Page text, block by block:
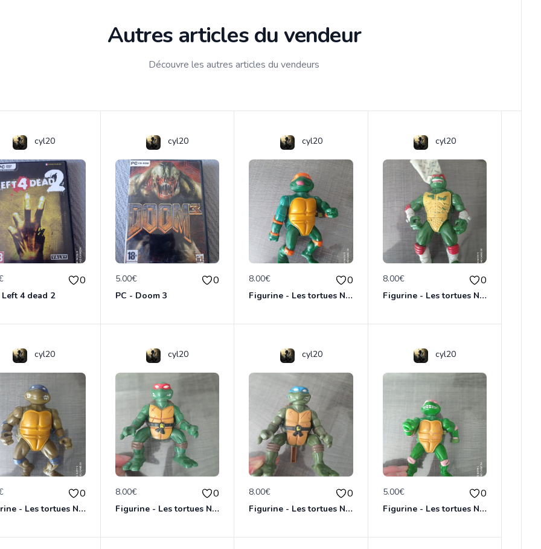
Autres articles du vendeur
Découvre les autres articles du vendeurs
cyl20
0
Left 4 dead 2
cyl20
5.00€ 0
PC - Doom 3
cyl20
8.00€ 0
Figurine - Les tortues Ninja - Michaelangelo
cyl20
8.00€ 0
Figurine - Les tortues Ninja - Raphael
cyl20
0
Figurine - Les tortues Ninja - Donatello
cyl20
8.00€ 0
Figurine - Les tortues Ninja - Raphael
cyl20
8.00€ 0
Figurine - Les tortues Ninja - Leonardo
cyl20
5.00€ 0
Figurine - Les tortues Ninja